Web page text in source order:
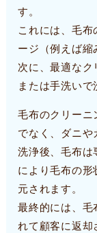
す。
これには、毛
ージ（例えば縮
次に、最適な
または手洗いで
毛布のクリーニ
でなく、ダニや
洗浄後、毛布は
により毛布の
元されます。
最終的には、毛
れて顧客に返却